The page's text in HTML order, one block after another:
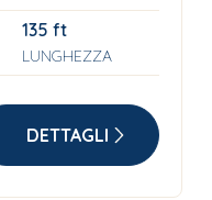
135 ft
LUNGHEZZA
DETTAGLI